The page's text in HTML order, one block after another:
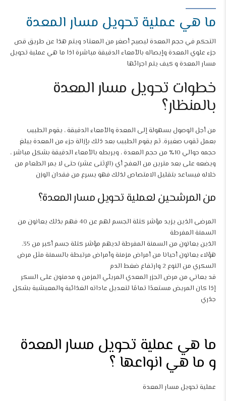
ما هي عملية تحويل مسار المعدة
التحكم في حجم المعدة ليصبح أصغر من المعتاد ويتم هذا عن طريق قص
جزء علوي المعدة وإيصاله بالأمعاء الدقيقة مباشرة اذا ما هي عملية تحويل
مسار المعدة و كيف يتم اجرائها
خطوات تحويل مسار المعدة
بالمنظار؟
من أجل الوصول بسهولة إلى المعدة والأمعاء الدقيقة ، يقوم الطبيب
بعمل ثقوب صغيرة. ثم يقوم الطبيب بعد ذلك بإزالة جزء من المعدة يبلغ
حجمه حوالي 10٪ من حجم المعدة ، ويربطه بالأمعاء الدقيقة بشكل مباشر ،
ويضعه على بعد مترين من العفج أي (الإثنى عشر) حتى لا يمر الطعام من
خلاله فيساعد بتقليل الامتصاص لذلك فهو يسرع من فقدان الوزن
من المرشحين لعملية تحويل مسار المعدة؟
المرضى الذين يزيد مؤشر كتلة الجسم لهم عن 40 فهم بذلك يعانون من
السمنة المفرطة
الذين يعانون من السمنة المفرطة لديهم مؤشر كتلة جسم أكبر من 35.
هؤلاء يعانون أحيانا من أمراض مزمنة وأمراض مرتبطة بالسمنة مثل مرض
السكري من النوع 2 وارتفاع ضغط الدم
قد يعاني من مرض الجزر المعدي المريئي المزمن و مدمنون على السكر
إذا كان المريض مستعدًا تمامًا لتعديل عاداته الغذائية والمعيشية بشكل
جذري
ما هي عملية تحويل مسار المعدة
و ما هي انواعها ؟
عملية تحويل مسار المعدة